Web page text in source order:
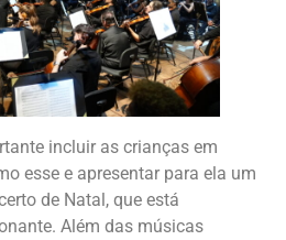
incluir as crianças em
esse e apresentar para ela um
de Natal, que está
Além das músicas